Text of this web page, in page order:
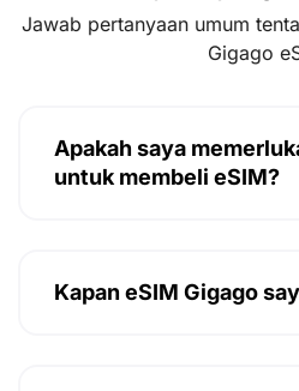
Jawab pertanyaan umum
Gigago
Apakah saya
untuk membeli eSIM?
Kapan eSIM Gigago